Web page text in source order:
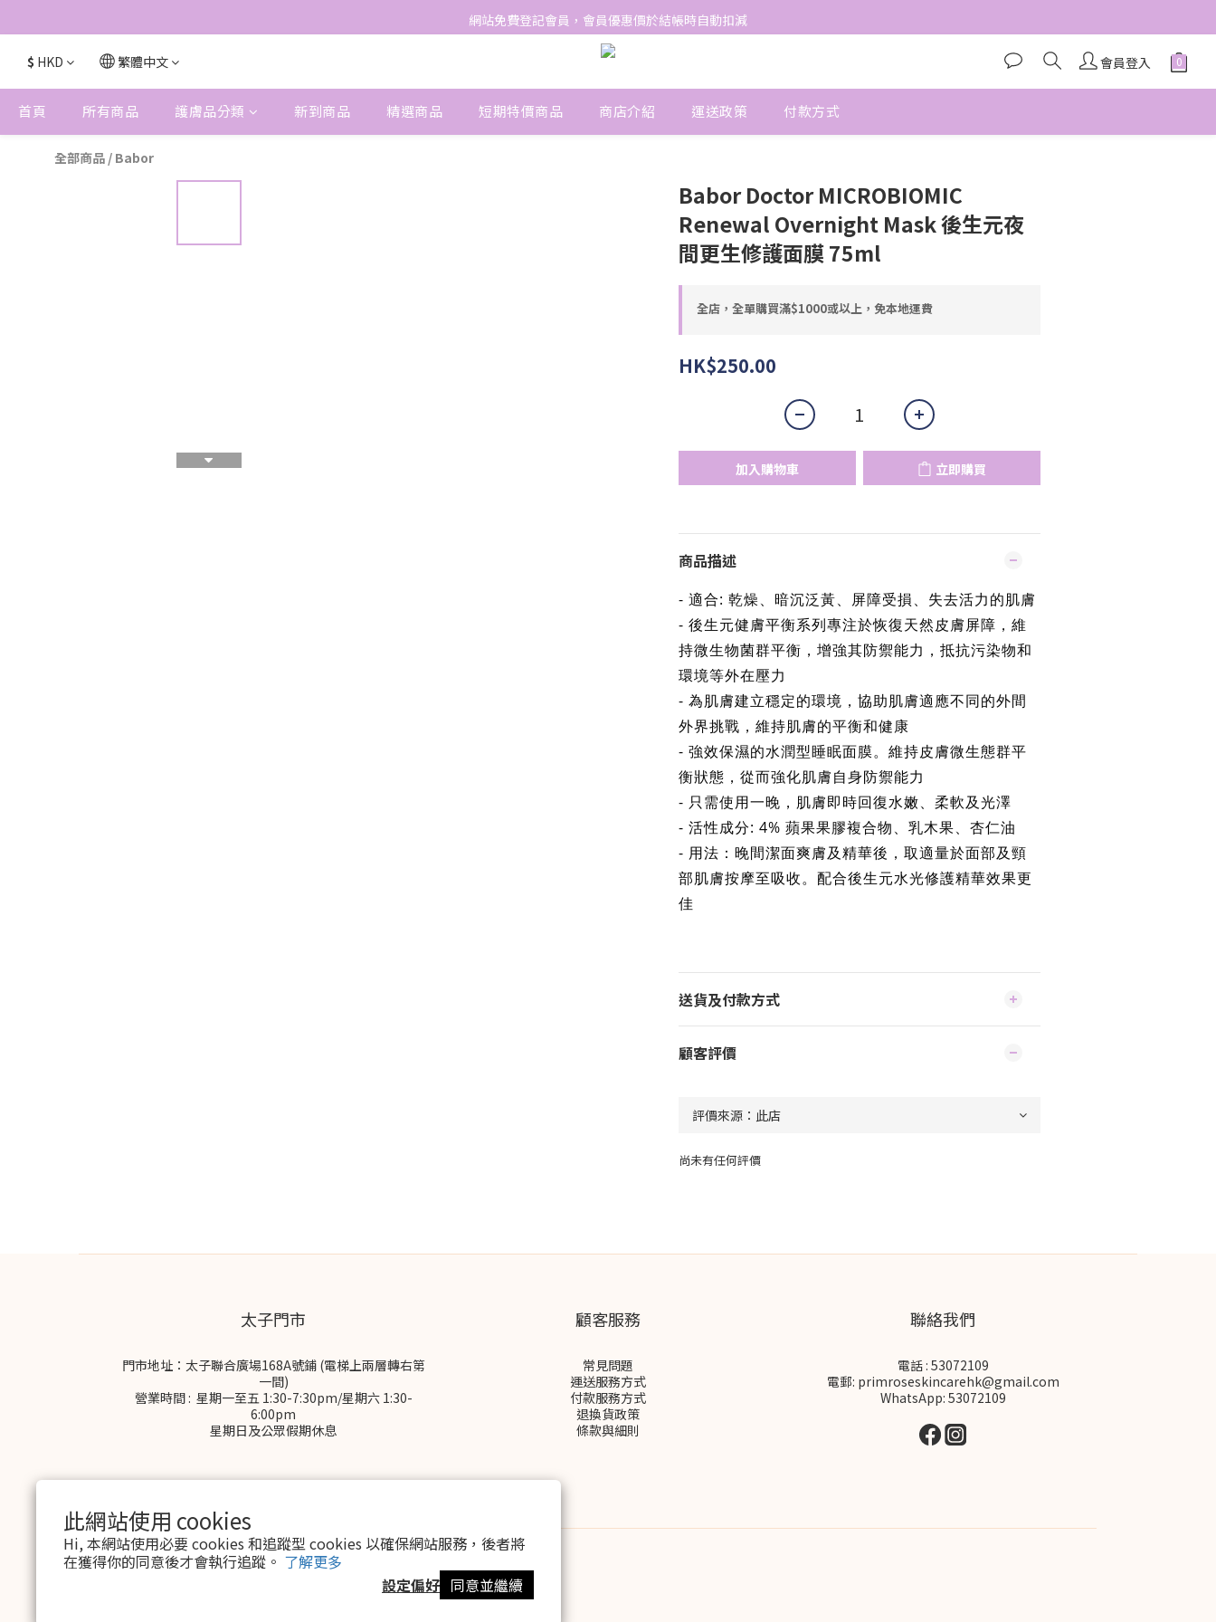
此網站使用 cookies
Hi, 本網站使用必要 cookies 和追蹤型 cookies 以確保網站服務，後者將
在獲得你的同意後才會執行追蹤。 了解更多
設定偏好 同意並繼續
網站免費登記會員，會員優惠價於結帳時自動扣減
網站免費登記會員，會員優惠價於結帳時自動扣減
購物滿$1000或以上包順豐，$1000以下運費到付
網站免費登記會員，會員優惠價於結帳時自動扣減
$ HKD 繁體中文 會員登入
首頁 所有商品 護膚品分類 新到商品 精選商品 短期特價商品 商店介紹 運送政策 付款方式
全部商品 / Babor
Babor Doctor MICROBIOMIC
Renewal Overnight Mask 後生元夜
間更生修護面膜 75ml
全店，全單購買滿$1000或以上，免本地運費
HK$250.00
加入購物車 立即購買
商品描述
- 適合: 乾燥、暗沉泛黃、屏障受損、失去活力的肌膚
- 後生元健膚平衡系列專注於恢復天然皮膚屏障，維
持微生物菌群平衡，增強其防禦能力，抵抗污染物和
環境等外在壓力
- 為肌膚建立穩定的環境，協助肌膚適應不同的外間
外界挑戰，維持肌膚的平衡和健康
- 強效保濕的水潤型睡眠面膜。維持皮膚微生態群平
衡狀態，從而強化肌膚自身防禦能力
- 只需使用一晚，肌膚即時回復水嫩、柔軟及光澤
- 活性成分: 4% 蘋果果膠複合物、乳木果、杏仁油
- 用法：晚間潔面爽膚及精華後，取適量於面部及頸
部肌膚按摩至吸收。配合後生元水光修護精華效果更
佳
送貨及付款方式
顧客評價
尚未有任何評價
太子門市
門市地址：太子聯合廣場168A號鋪 (電梯上兩層轉右第
一間)
營業時間 : 星期一至五 1:30-7:30pm/星期六 1:30-
6:00pm
星期日及公眾假期休息
顧客服務
常見問題
運送服務方式
付款服務方式
退換貨政策
條款與細則
聯絡我們
電話 : 53072109
電郵: primroseskincarehk@gmail.com
WhatsApp: 53072109
$HKD 繁體中文